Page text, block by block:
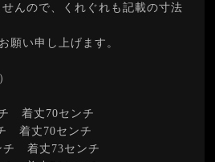
んので、くれぐれも記載の寸法
願い申し上げます。
着丈70センチ
着丈70センチ
着丈73センチ